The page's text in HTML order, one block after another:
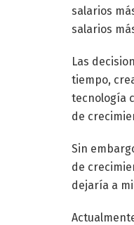
salarios
salarios
Las
tiempo,
tecnología
de
Sin
de
dejaría a